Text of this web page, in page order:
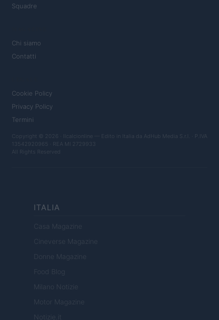
Squadre
Chi siamo
Contatti
Cookie Policy
Privacy Policy
Termini
Copyright © 2026 · Ilcalcionline — Edito in Italia da AdHub Media S.r.l. · P.IVA
13542920965 · REA MI 2729933
All Rights Reserved
ITALIA
Casa Magazine
Cineverse Magazine
Donne Magazine
Food Blog
Milano Notizie
Motor Magazine
Notizie.it